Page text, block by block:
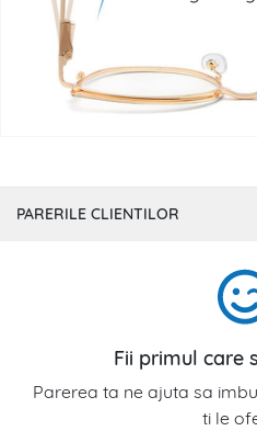
PARERILE CLIENTILOR
Fii primul care
Parerea ta ne ajuta sa
ti le